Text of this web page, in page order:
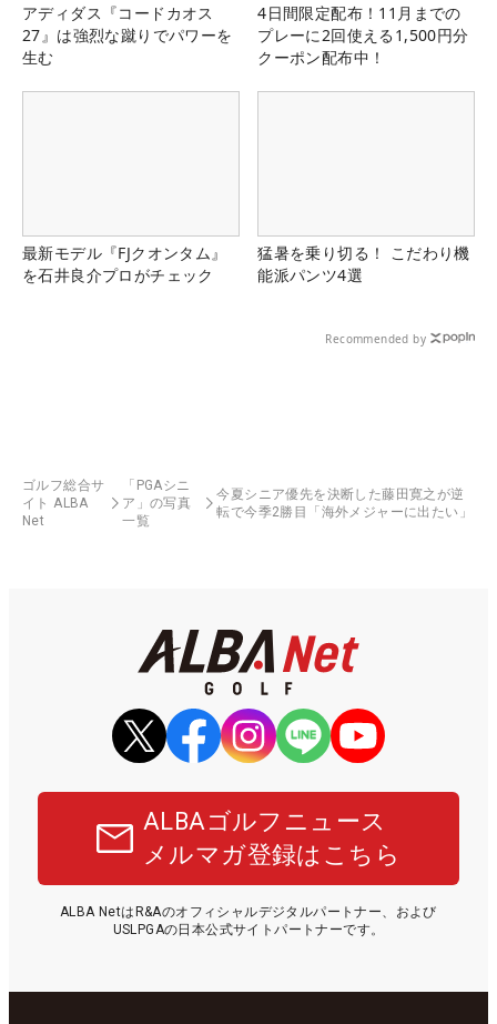
アディダス『コードカオス
27』は強烈な蹴りでパワーを
生む
4日間限定配布！11月までの
プレーに2回使える1,500円分
クーポン配布中！
最新モデル『FJクオンタム』
を石井良介プロがチェック
猛暑を乗り切る！ こだわり機
能派パンツ4選
Recommended by
ゴルフ総合サ
イト ALBA
Net
「PGAシニ
ア」の写真
一覧
今夏シニア優先を決断した藤田寛之が逆
転で今季2勝目「海外メジャーに出たい」
ALBAゴルフニュース
メルマガ登録はこちら
ALBA NetはR&Aのオフィシャルデジタルパートナー、および
USLPGAの日本公式サイトパートナーです。